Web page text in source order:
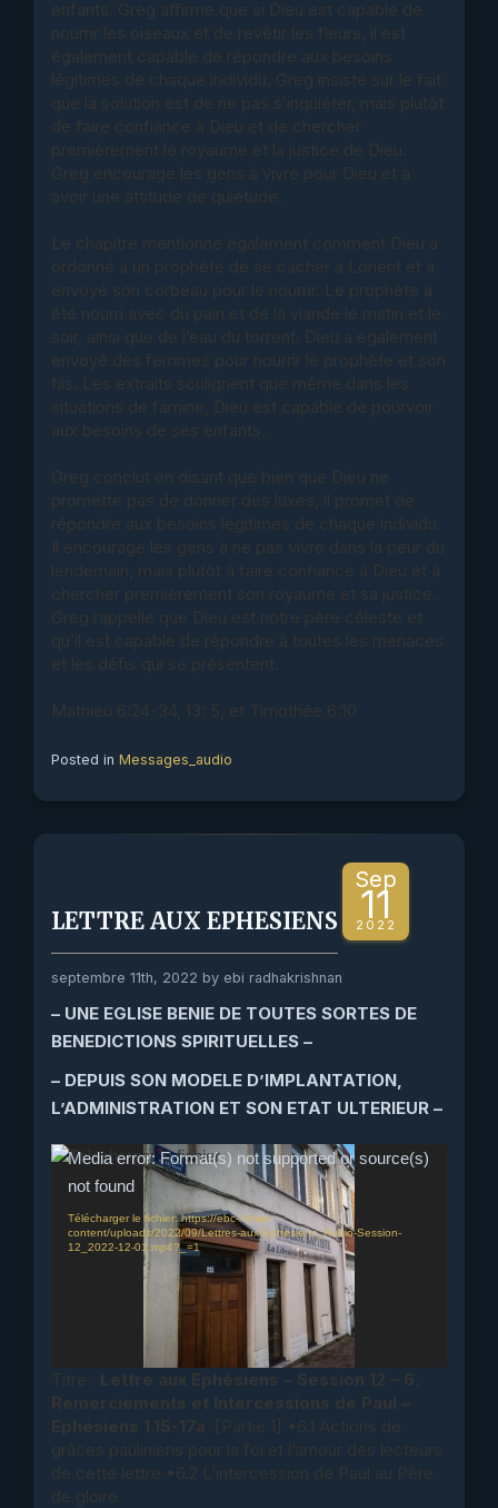
enfants. Greg affirme que si Dieu est capable de
nourrir les oiseaux et de revêtir les fleurs, il est
également capable de répondre aux besoins
légitimes de chaque individu. Greg insiste sur le fait
que la solution est de ne pas s’inquiéter, mais plutôt
de faire confiance à Dieu et de chercher
premièrement le royaume et la justice de Dieu.
Greg encourage les gens à vivre pour Dieu et à
avoir une attitude de quiétude.
Le chapitre mentionne également comment Dieu a
ordonné à un prophète de se cacher à Lorient et a
envoyé son corbeau pour le nourrir. Le prophète a
été nourri avec du pain et de la viande le matin et le
soir, ainsi que de l’eau du torrent. Dieu a également
envoyé des femmes pour nourrir le prophète et son
fils. Les extraits soulignent que même dans les
situations de famine, Dieu est capable de pourvoir
aux besoins de ses enfants.
Greg conclut en disant que bien que Dieu ne
promette pas de donner des luxes, il promet de
répondre aux besoins légitimes de chaque individu.
Il encourage les gens à ne pas vivre dans la peur du
lendemain, mais plutôt à faire confiance à Dieu et à
chercher premièrement son royaume et sa justice.
Greg rappelle que Dieu est notre père céleste et
qu’il est capable de répondre à toutes les menaces
et les défis qui se présentent.
Mathieu 6:24-34, 13: 5, et Timothée 6:10
Posted in Messages_audio
LETTRE AUX EPHESIENS
Sep
11
2022
septembre 11th, 2022 by ebi radhakrishnan
– UNE EGLISE BENIE DE TOUTES SORTES DE
BENEDICTIONS SPIRITUELLES –
– DEPUIS SON MODELE D’IMPLANTATION,
L’ADMINISTRATION ET SON ETAT ULTERIEUR –
Lecteur
vidéo
Media error: Format(s) not supported or source(s)
not found
Télécharger le fichier: https://ebc-l.fr/wp-
content/uploads/2022/09/Lettres-aux-Ephesiens_Audio-Session-
12_2022-12-01.mp4?_=1
Titre :
Lettre aux Ephésiens – Session 12 – 6.
Remerciements et Intercessions de Paul –
Ephésiens 1.15-17a [Partie 1] •6.1 Actions de
grâces pauliniens pour la foi et l’amour des lecteurs
de cette lettre •6.2 L’intercession de Paul au Père
de gloire